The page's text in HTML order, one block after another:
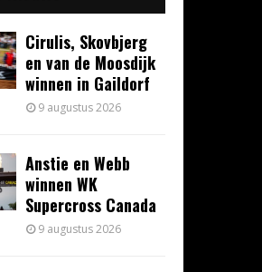
Cirulis, Skovbjerg
en van de Moosdijk
winnen in Gaildorf
9 augustus 2026
Anstie en Webb
winnen WK
Supercross Canada
9 augustus 2026